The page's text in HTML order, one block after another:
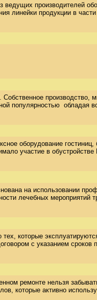
производителей
линейки продукции в
популярностью  обладая
оборудование гостиниц,
участие в
на использовании
лечебных мероприятий
которые
с указанием
ремонте нельзя
которые активно